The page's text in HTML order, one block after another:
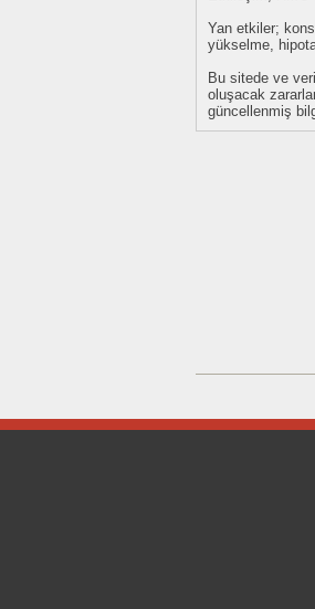
Yan etkiler;
yükselme,
Bu sitede ve
oluşacak
güncellenmiş